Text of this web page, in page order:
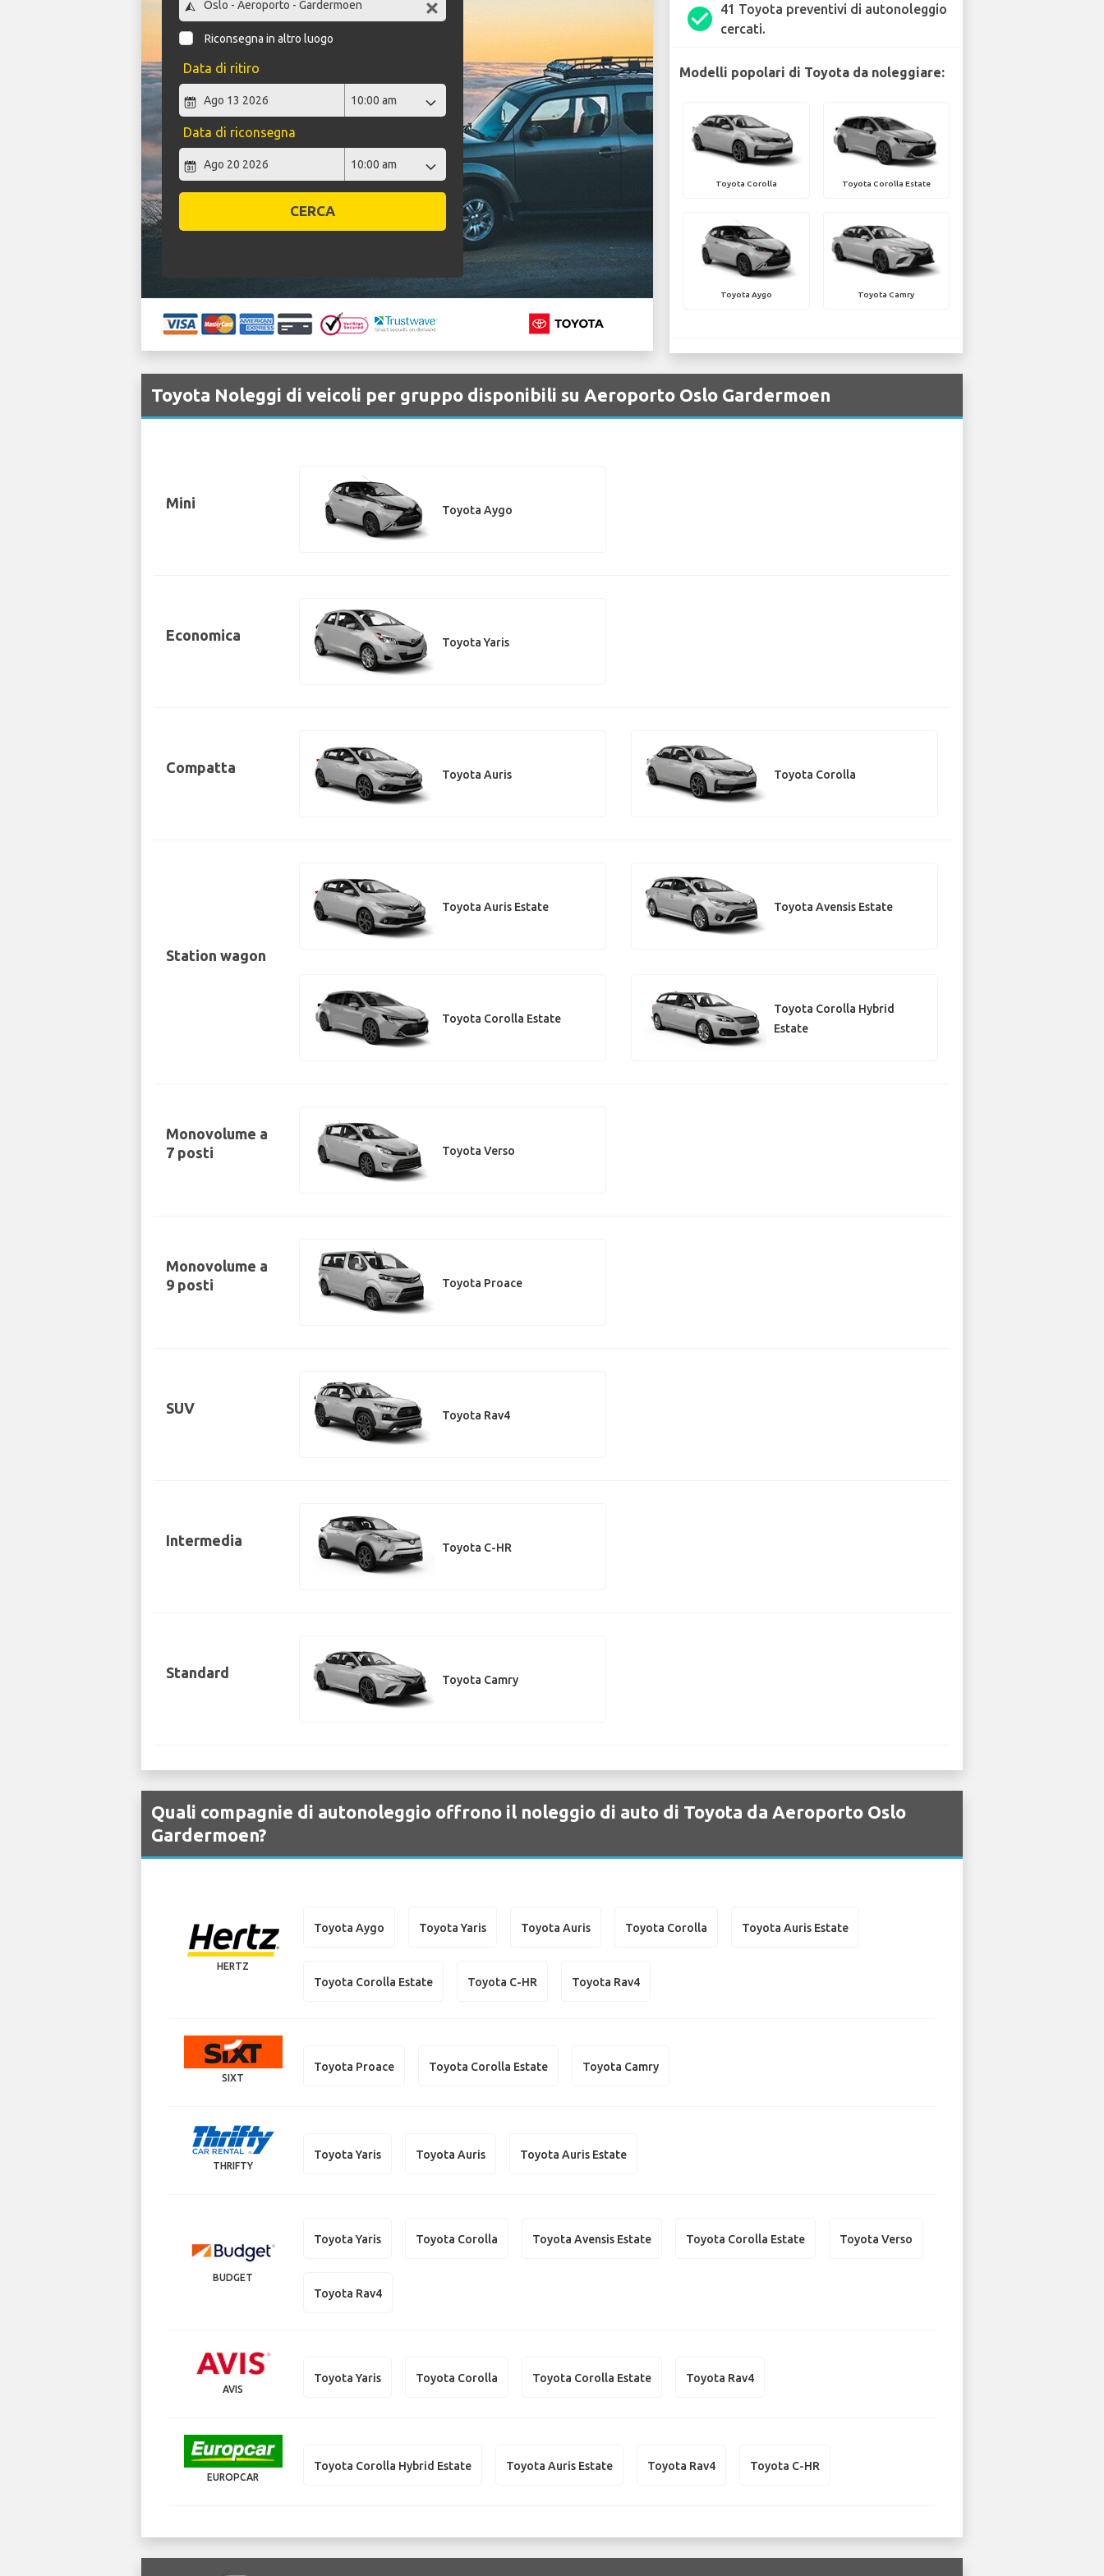
Riconsegna in altro luogo
Data di ritiro
Data di riconsegna
CERCA
check_circle
41 Toyota preventivi di autonoleggio
cercati.
Modelli popolari di Toyota da noleggiare:
Toyota Corolla Toyota Corolla Estate
Toyota Aygo Toyota Camry
Toyota Noleggi di veicoli per gruppo disponibili su Aeroporto Oslo Gardermoen
Mini Toyota Aygo
Economica Toyota Yaris
Compatta Toyota Auris Toyota Corolla
Station wagon
Toyota Auris Estate Toyota Avensis Estate
Toyota Corolla Estate
Toyota Corolla Hybrid
Estate
Monovolume a
7 posti
Toyota Verso
Monovolume a
9 posti
Toyota Proace
SUV Toyota Rav4
Intermedia Toyota C-HR
Standard Toyota Camry
Quali compagnie di autonoleggio offrono il noleggio di auto di Toyota da Aeroporto Oslo
Gardermoen?
HERTZ
Toyota Aygo Toyota Yaris Toyota Auris Toyota Corolla Toyota Auris Estate
Toyota Corolla Estate Toyota C-HR Toyota Rav4
SIXT
Toyota Proace Toyota Corolla Estate Toyota Camry
THRIFTY
Toyota Yaris Toyota Auris Toyota Auris Estate
BUDGET
Toyota Yaris Toyota Corolla Toyota Avensis Estate Toyota Corolla Estate Toyota Verso
Toyota Rav4
AVIS
Toyota Yaris Toyota Corolla Toyota Corolla Estate Toyota Rav4
EUROPCAR
Toyota Corolla Hybrid Estate Toyota Auris Estate Toyota Rav4 Toyota C-HR